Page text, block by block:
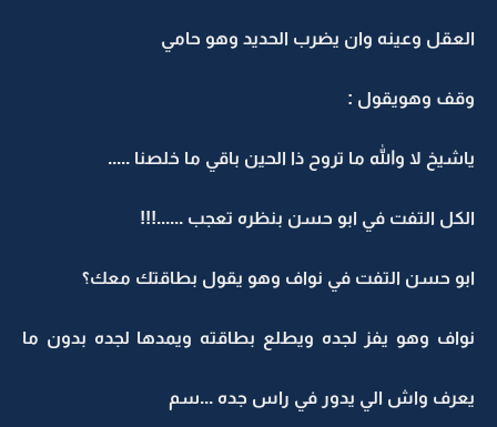
العقل وعينه وان يضرب الحديد وهو حامي
وقف وهويقول :
ياشيخ لا والله ما تروح ذا الحين باقي ما خلصنا .....
الكل التفت في ابو حسن بنظره تعجب ......!!!
ابو حسن التفت في نواف وهو يقول بطاقتك معك؟
نواف وهو يفز لجده ويطلع بطاقته ويمدها لجده بدون ما
يعرف واش الي يدور في راس جده ...سم